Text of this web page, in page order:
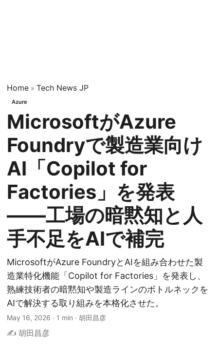
Home » Tech News JP
Azure
MicrosoftがAzure
Foundryで製造業向け
AI「Copilot for
Factories」を発表
——工場の暗黙知と人
手不足をAIで補完
MicrosoftがAzure FoundryとAIを組み合わせた製
造業特化機能「Copilot for Factories」を発表し、
熟練技術者の暗黙知や製造ラインのボトルネックを
AIで解決する取り組みを本格化させた。
May 16, 2026 · 1 min · 胡田昌彦
✍️ 胡田昌彦